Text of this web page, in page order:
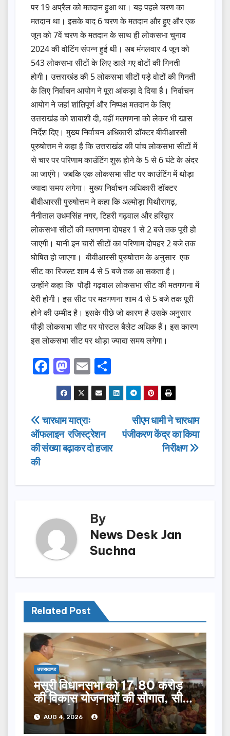
पर 19 अप्रैल को मतदान हुआ था। यह पहले चरण का
मतदान था। इसके बाद 6 चरण के मतदान और हुए और एक
जून को 7वें चरण के मतदान के साथ ही लोकसभा चुनाव
2024 की वोटिंग संपन्न हुई थी। अब मंगलवार 4 जून को
543 लोकसभा सीटों के लिए डाले गए वोटों की गिनती
होगी। उत्तराखंड की 5 लोकसभा सीटों पड़े वोटों की गिनती
के लिए निर्वाचन आयोग ने पूरा आंकड़ा दे दिया है। निर्वाचन
आयोग ने जहां शांतिपूर्ण और निष्पक्ष मतदान के लिए
उत्तराखंड को शाबाशी दी, वहीं मतगणना को लेकर भी खास
निर्देश दिए। मुख्य निर्वाचन अधिकारी डॉक्टर बीवीआरसी
पुरुषोत्तम ने कहा है कि उत्तराखंड की पांच लोकसभा सीटों में
से चार पर परिणाम काउंटिंग शुरू होने के 5 से 6 घंटे के अंदर
आ जाएंगे। जबकि एक लोकसभा सीट पर काउंटिंग में थोड़ा
ज्यादा समय लगेगा। मुख्य निर्वाचन अधिकारी डॉक्टर
बीवीआरसी पुरुषोत्तम ने कहा कि अल्मोड़ा पिथौरागढ़,
नैनीताल उधमसिंह नगर, टिहरी गढ़वाल और हरिद्वार
लोकसभा सीटों की मतगणना दोपहर 1 से 2 बजे तक पूरी हो
जाएगी। यानी इन चारों सीटों का परिणाम दोपहर 2 बजे तक
घोषित हो जाएगा। बीवीआरसी पुरुषोत्तम के अनुसार एक
सीट का रिजल्ट शाम 4 से 5 बजे तक आ सकता है।
उन्होंने कहा कि पौड़ी गढ़वाल लोकसभा सीट की मतगणना में
देरी होगी। इस सीट पर मतगणना शाम 4 से 5 बजे तक पूरी
होने की उम्मीद है। इसके पीछे जो कारण है उसके अनुसार
पौड़ी लोकसभा सीट पर पोस्टल बैलेट अधिक हैं। इस कारण
इस लोकसभा सीट पर थोड़ा ज्यादा समय लगेगा।
F
a
c
e
b
o
k
M
a
st
o
d
o
E
m
ail
h
ar
Post
navigation
सीएम धामी ने चारधाम
पंजीकरण केंद्र का किया
निरीक्षण
चारधाम यात्राः
ऑफलाइन रजिस्ट्रेशन
की संख्या बढ़ाकर दो हजार
की
By
News Desk Jan
Suchna
Related Post
उत्तराखण्ड
मसूरी विधानसभा को 17.80 करोड़
की विकास योजनाओं की सौगात, सीएम
धामी ने किया लोकार्पण-शिलान्यास.
AUG 4, 2026